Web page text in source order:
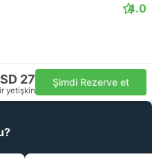
4.0
27
yetişkin
Şimdi Rezerve et